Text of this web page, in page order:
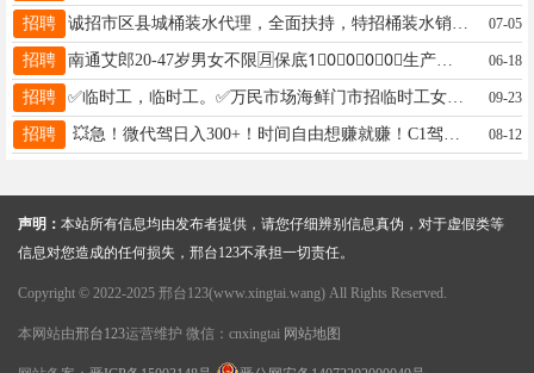
招聘 07-05
招聘 南通艾郎20-47岁男女不限🈷保底1⃣0⃣0⃣0⃣0⃣生产风力发电新能源设备报名电话：18932977116 06-18
招聘 ✅临时工，临时工。✅万民市场海鲜门市招临时工女性1名，国庆期间，具体详聊15832923495 09-23
招聘 08-12
声明： 本站所有信息均由发布者提供，请您仔细辨别信息真伪，对于虚假类等
信息对您造成的任何损失，邢台123不承担一切责任。
Copyright © 2022-2025 邢台123(www.xingtai.wang) All Rights Reserved.
本网站由邢台123运营维护 微信：cnxingtai 网站地图